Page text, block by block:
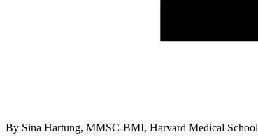
By Sina Hartung, MMSC-BMI, Harvard Medical School